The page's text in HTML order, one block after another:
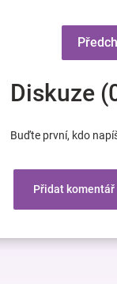
Diskuze
Buďte první, kdo
Přidat komentář
Z